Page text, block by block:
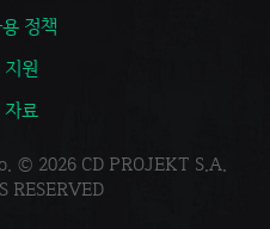
정책
원
자료
© 2026 CD PROJEKT S.A.
RESERVED